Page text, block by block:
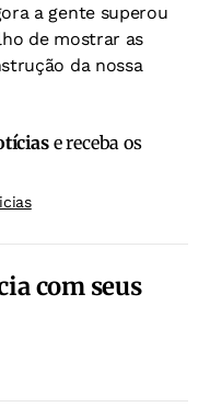
a gente superou
de mostrar as
da nossa
e receba os
com seus